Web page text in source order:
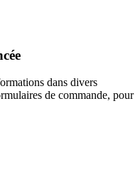
dans divers
de commande, pour